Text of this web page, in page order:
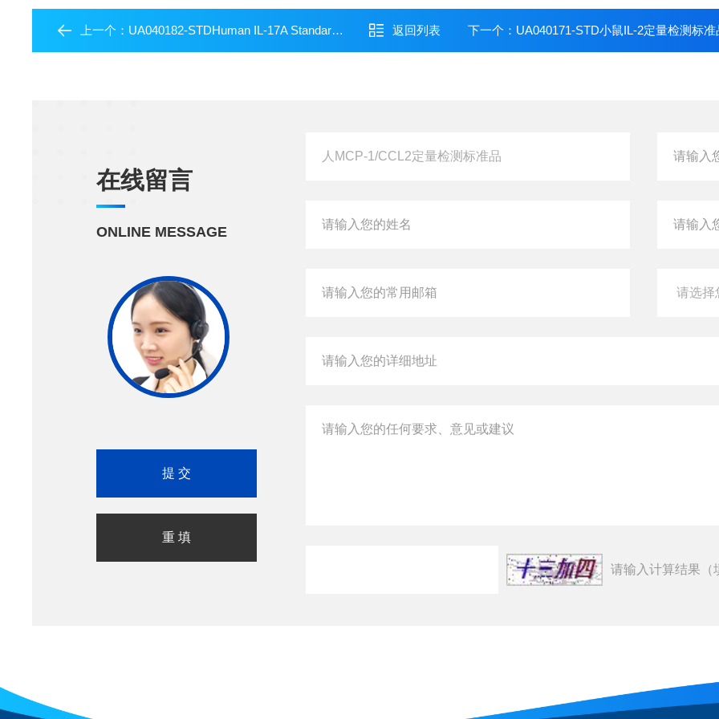
上一个： UA040182-STDHuman IL-17A Standard for Quantitive Assays 返回列表 下一个： UA040171-STD小鼠IL-2定量检测标准
在线留言
ONLINE MESSAGE
请输入计算结果（